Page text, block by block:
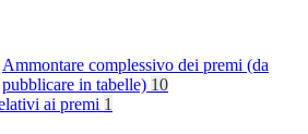
Ammontare complessivo dei premi (da
pubblicare in tabelle) 10
ai premi 1